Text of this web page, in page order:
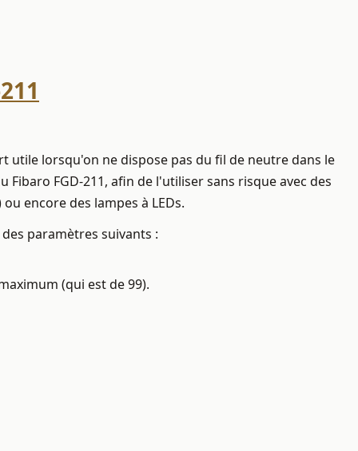
lorsqu'on ne dispose pas du fil de neutre dans le
FGD-211, afin de l'utiliser sans risque avec des
encore des lampes à LEDs.
paramètres suivants :
(qui est de 99).